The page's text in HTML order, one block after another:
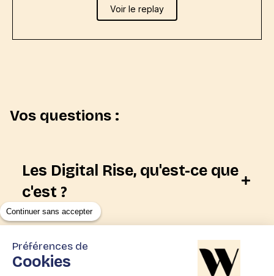
Voir le replay
Vos questions :
Les Digital Rise, qu'est-ce que
c'est ?
Sur quels métiers l’Agence
WAM peut m’accompagner ?
Continuer sans accepter
Préférences de
Cookies